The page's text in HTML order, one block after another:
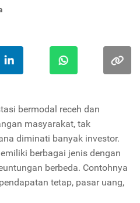
bermodal receh dan
masyarakat, tak
diminati banyak investor.
berbagai jenis dengan
berbeda. Contohnya
tetap, pasar uang,